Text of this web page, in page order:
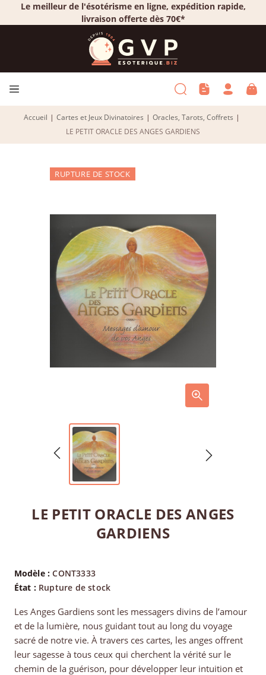
Le meilleur de l'ésotérisme en ligne, expédition rapide,
livraison offerte dès 70€*
Accueil | Cartes et Jeux Divinatoires | Oracles, Tarots, Coffrets |
LE PETIT ORACLE DES ANGES GARDIENS
RUPTURE DE STOCK
LE PETIT ORACLE DES ANGES
GARDIENS
Modèle :CONT3333
État : Rupture de stock
Les Anges Gardiens sont les messagers divins de l’amour
et de la lumière, nous guidant tout au long du voyage
sacré de notre vie. À travers ces cartes, les anges offrent
leur sagesse à tous ceux qui cherchent la vérité sur le
chemin de la guérison, pour développer leur intuition et